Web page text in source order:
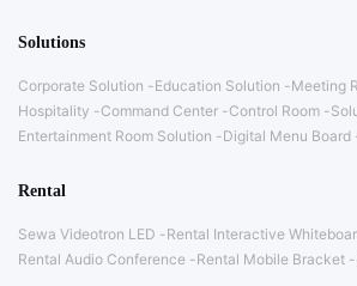
Solutions
Corporate Solution Education Solution
Meeting
Hospitality
Command Center Control Room
Entertainment Room Solution
Digital Menu Board
Rental
Sewa Videotron LED Rental Interactive
Rental Audio Conference
Rental Mobile Bracket